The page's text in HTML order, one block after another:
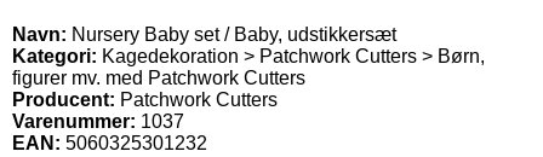
Navn: Nursery Baby set / Baby, udstikkersæt
Kategori: Kagedekoration > Patchwork Cutters > Børn,
figurer mv. med Patchwork Cutters
Producent: Patchwork Cutters
Varenummer: 1037
EAN: 5060325301232